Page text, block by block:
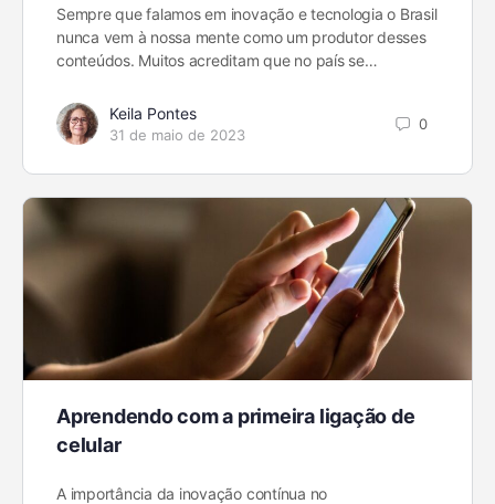
Sempre que falamos em inovação e tecnologia o Brasil
nunca vem à nossa mente como um produtor desses
conteúdos. Muitos acreditam que no país se…
Keila Pontes
31 de maio de 2023
0
Aprendendo com a primeira ligação de
celular
A importância da inovação contínua no